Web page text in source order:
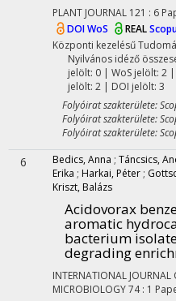
PLANT JOURNAL 121 : 6
DOIWoS REAL
Központi kezelésű
Nyilvános idéző
jelölt: 0 | WoS jelölt: 2
jelölt: 2 | DOI jelölt: 3
Folyóirat szakterülete:
Folyóirat szakterülete:
Folyóirat szakterülete:
6 Bedics, Anna ; Táncsics,
Erika ; Harkai, Péter ;
Kriszt, Balázs
Acidovorax
aromatic
bacterium
degrading
INTERNATIONAL JOURNAL
MICROBIOLOGY74: 1